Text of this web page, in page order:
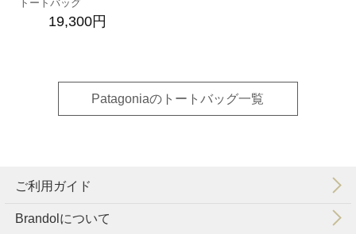
トートバッグ
19,300円
Patagoniaのトートバッグ一覧
ご利用ガイド
Brandolについて